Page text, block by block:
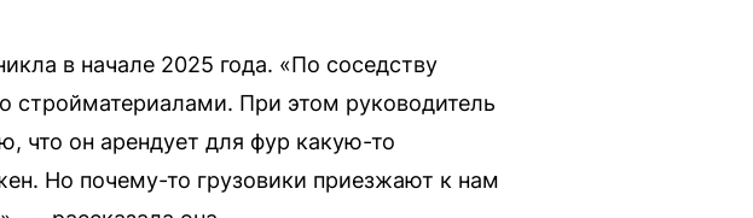
в начале 2025 года. «По соседству
стройматериалами. При этом руководитель
что он арендует для фур какую-то
Но почему-то грузовики приезжают к нам